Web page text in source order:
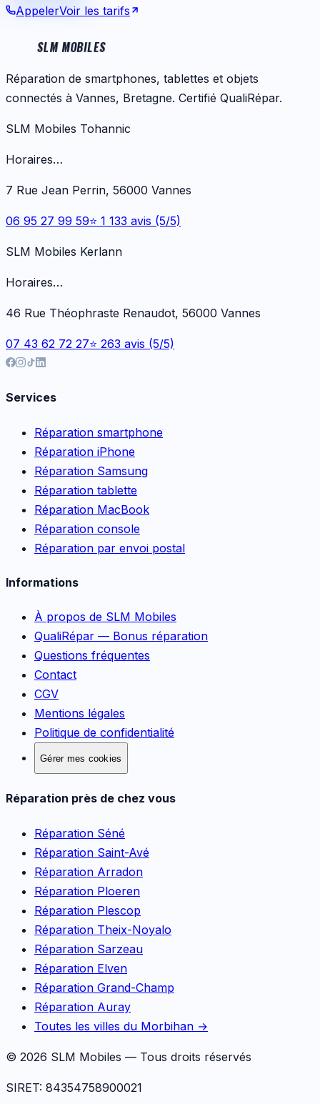
AppelerVoir les tarifs
SLM MOBILES
Réparation de smartphones, tablettes et objets
connectés à Vannes, Bretagne. Certifié QualiRépar.
SLM Mobiles Tohannic
Horaires…
7 Rue Jean Perrin, 56000 Vannes
06 95 27 99 59⭐ 1 133 avis (5/5)
SLM Mobiles Kerlann
Horaires…
46 Rue Théophraste Renaudot, 56000 Vannes
07 43 62 72 27⭐ 263 avis (5/5)
Services
Réparation smartphone
Réparation iPhone
Réparation Samsung
Réparation tablette
Réparation MacBook
Réparation console
Réparation par envoi postal
Informations
À propos de SLM Mobiles
QualiRépar — Bonus réparation
Questions fréquentes
Contact
CGV
Mentions légales
Politique de confidentialité
Gérer mes cookies
Réparation près de chez vous
Réparation Séné
Réparation Saint-Avé
Réparation Arradon
Réparation Ploeren
Réparation Plescop
Réparation Theix-Noyalo
Réparation Sarzeau
Réparation Elven
Réparation Grand-Champ
Réparation Auray
Toutes les villes du Morbihan →
© 2026 SLM Mobiles — Tous droits réservés
SIRET: 84354758900021